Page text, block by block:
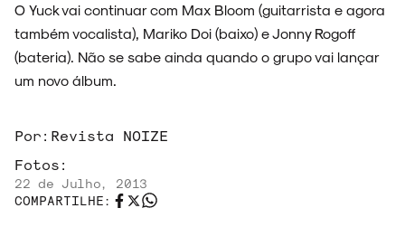
O Yuck vai continuar com Max Bloom (guitarrista e agora
também vocalista), Mariko Doi (baixo) e Jonny Rogoff
(bateria). Não se sabe ainda quando o grupo vai lançar
um novo álbum.
Por: Revista NOIZE
Fotos:
22 de Julho, 2013
COMPARTILHE: